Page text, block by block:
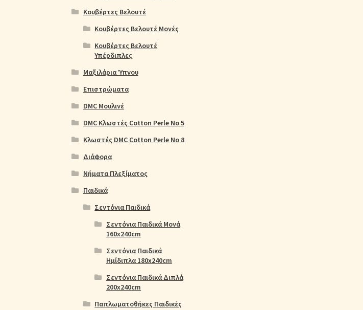
Κουβέρτες Βελουτέ
Κουβέρτες Βελουτέ Μονές
Κουβέρτες Βελουτέ
Υπέρδιπλες
Μαξιλάρια Ύπνου
Επιστρώματα
DMC Μουλινέ
DMC Κλωστές Cotton Perle No 5
Κλωστές DMC Cotton Perle No 8
Διάφορα
Νήματα Πλεξίματος
Παιδικά
Σεντόνια Παιδικά
Σεντόνια Παιδικά Μονά
160x240cm
Σεντόνια Παιδικά
Ημίδιπλα 180x240cm
Σεντόνια Παιδικά Διπλά
200x240cm
Παπλωματοθήκες Παιδικές